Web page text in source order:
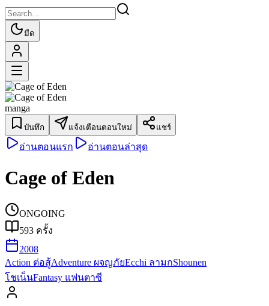
มืด
manga
บันทึก แจ้งเตือนตอนใหม่ แชร์
อ่านตอนแรก อ่านตอนล่าสุด
Cage of Eden
ONGOING
593 ครั้ง
2008
Action ต่อสู้Adventure ผจญภัยEcchi ลามกShounen
โชเน็นFantasy แฟนตาซี